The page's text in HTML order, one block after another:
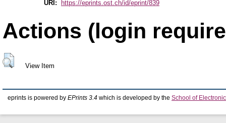
URI: https://eprints.ost.ch/id/eprint/839
Actions (login
View Item
eprints is powered by EPrints 3.4 which is developed by the School of